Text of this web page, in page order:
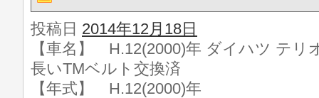
投稿日 2014年12月18日
【車名】 H.12(2000)年 ダイハツ テリ
長いTMベルト交換済
【年式】 H.12(2000)年